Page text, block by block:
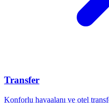
Transfer
Konforlu havaalanı ve otel